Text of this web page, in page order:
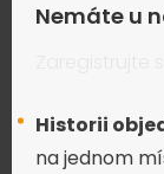
Nemáte u
Historii
na jednom